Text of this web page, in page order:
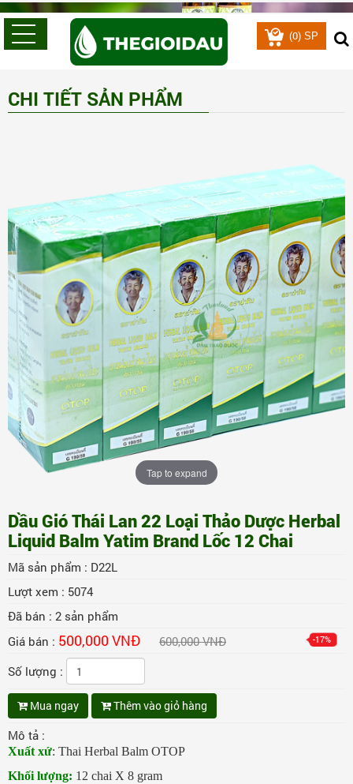
(0) SP
CHI TIẾT SẢN PHẨM
Tap to expand
Dầu Gió Thái Lan 22 Loại Thảo Dược Herbal
Liquid Balm Yatim Brand Lốc 12 Chai
Mã sản phẩm : D22L
Lượt xem : 5074
Đã bán : 2 sản phẩm
Giá bán : 500,000 VNĐ 600,000 VNĐ -17%
Số lượng :
Mua ngay Thêm vào giỏ hàng
Mô tả :
Xuất xứ: Thai Herbal Balm OTOP
Khối lượng: 12 chai X 8 gram